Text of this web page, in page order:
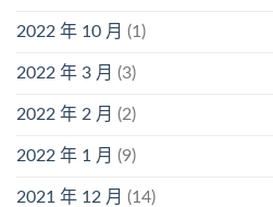
2022 年 10 月 (1)
2022 年 3 月 (3)
2022 年 2 月 (2)
2022 年 1 月 (9)
2021 年 12 月 (14)